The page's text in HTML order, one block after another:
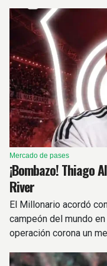
Mercado de pases
¡Bombazo! Thiago
River
El Millonario acordó
campeón del mundo
operación corona un